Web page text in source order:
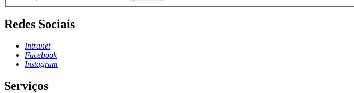
Redes Sociais
Intranet
Facebook
Instagram
Serviços